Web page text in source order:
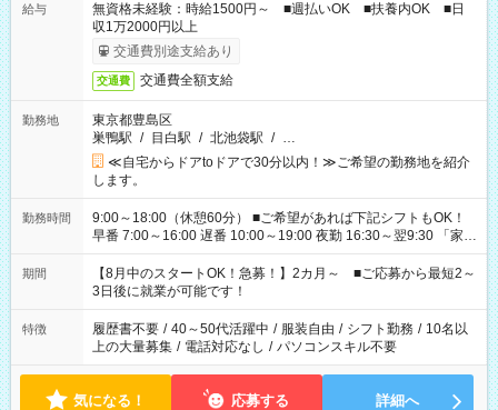
給与
無資格未経験：時給1500円～ ■週払いOK ■扶養内OK ■日
収1万2000円以上
交通費別途支給あり
交通費 交通費全額支給
勤務地
東京都豊島区
巣鴨駅 / 目白駅 / 北池袋駅 / …
≪自宅からドアtoドアで30分以内！≫ご希望の勤務地を紹介
します。
勤務時間
9:00～18:00（休憩60分） ■ご希望があれば下記シフトもOK！
早番 7:00～16:00 遅番 10:00～19:00 夜勤 16:30～翌9:30 「家族
と休みを合わせたい」 「余裕を持って夕飯の準備がしたい」
「できれば残業はしたくない」 など、ご希望を教えてください
ね。 ※Wワーク希望の方へ 今ご覧のお仕事で希望する勤務時間
と、もう1つのお仕事の勤務時間。 合計で週40時間を超える場
合は応募できません。
期間
【8月中のスタートOK！急募！】2カ月～ ■ご応募から最短2～
3日後に就業が可能です！
特徴 履歴書不要 / 40～50代活躍中 / 服装自由 / シフト勤務 / 10名以
上の大量募集 / 電話対応なし / パソコンスキル不要
気になる！ 応募する 詳細へ